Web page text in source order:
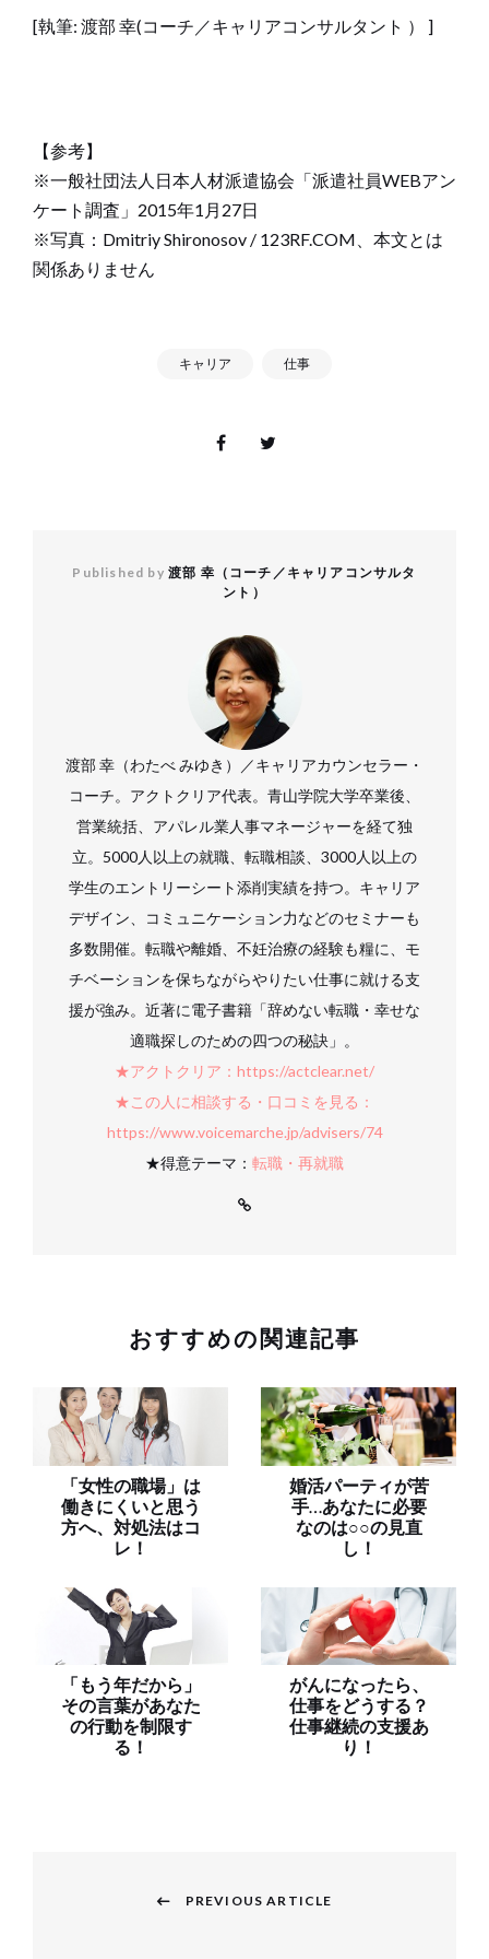
[執筆: 渡部 幸(コーチ／キャリアコンサルタント ） ]
【参考】
※一般社団法人日本人材派遣協会「派遣社員WEBアン
ケート調査」2015年1月27日
※写真：Dmitriy Shironosov / 123RF.COM、本文とは
関係ありません
キャリア 仕事
Published by 渡部 幸（コーチ／キャリアコンサルタ
ント）
渡部 幸（わたべ みゆき）／キャリアカウンセラー・
コーチ。アクトクリア代表。青山学院大学卒業後、
営業統括、アパレル業人事マネージャーを経て独
立。5000人以上の就職、転職相談、3000人以上の
学生のエントリーシート添削実績を持つ。キャリア
デザイン、コミュニケーション力などのセミナーも
多数開催。転職や離婚、不妊治療の経験も糧に、モ
チベーションを保ちながらやりたい仕事に就ける支
援が強み。近著に電子書籍「辞めない転職・幸せな
適職探しのための四つの秘訣」。
★アクトクリア：https://actclear.net/
★この人に相談する・口コミを見る：
https://www.voicemarche.jp/advisers/74
★得意テーマ： 転職・再就職
おすすめの関連記事
「女性の職場」は
働きにくいと思う
方へ、対処法はコ
レ！
婚活パーティが苦
手…あなたに必要
なのは○○の見直
し！
「もう年だから」
その言葉があなた
の行動を制限す
る！
がんになったら、
仕事をどうする？
仕事継続の支援あ
り！
PREVIOUS ARTICLE